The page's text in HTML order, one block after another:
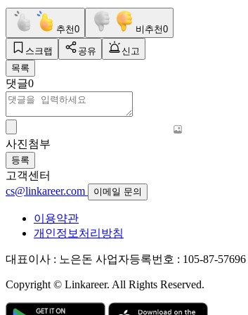
추천0 비추천0
스크랩 공유
신고
목록
댓글0
사진첨부
등록
고객센터
cs@linkareer.com
이메일 문의
이용약관
개인정보처리방침
대표이사 : 노은돈 사업자등록번호 : 105-87-57696
Copyright © Linkareer. All Rights Reserved.